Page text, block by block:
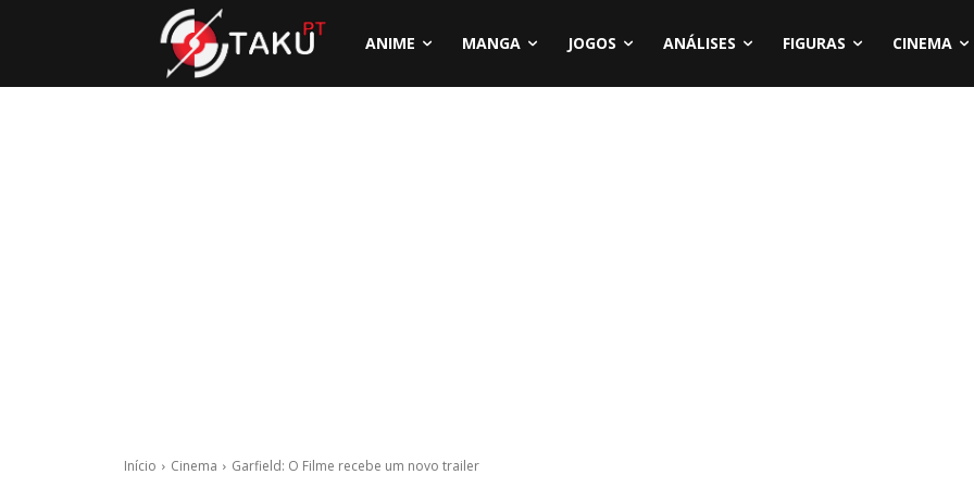
ANIME MANGA JOGOS ANÁLISES FIGURAS CINEMA
Início Cinema Garfield: O Filme recebe um novo trailer